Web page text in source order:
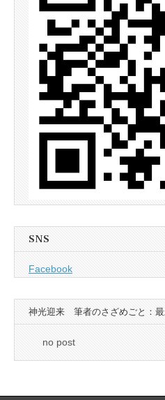
SNS
Facebook
神光迎来 筆者のさざめごと：
no post